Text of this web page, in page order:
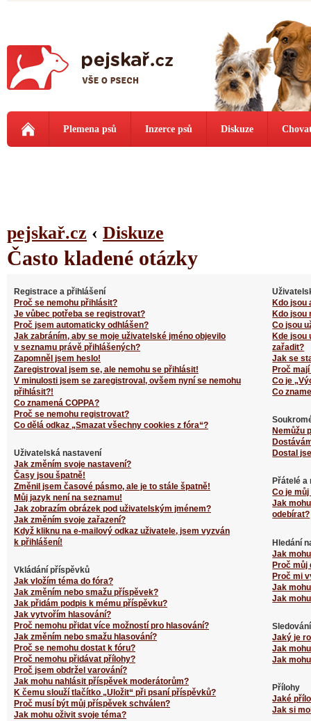
Plemena psů Inzerce psů Diskuze
pejskař.cz ‹ Diskuze
Často kladené otázky
Registrace a přihlášení
Proč se nemohu přihlásit?
Je vůbec potřeba se registrovat?
Proč jsem automaticky odhlášen?
Jak zabráním, aby se moje uživatelské jméno objevilo
v seznamu právě přihlášených?
Zapomněl jsem heslo!
Zaregistroval jsem se, ale nemohu se přihlásit!
V minulosti jsem se zaregistroval, ovšem nyní se nemohu
přihlásit?!
Co znamená COPPA?
Proč se nemohu registrovat?
Co dělá odkaz „Smazat všechny cookies z fóra“?
Uživatelská nastavení
Jak změním svoje nastavení?
Časy jsou špatně!
Změnil jsem časové pásmo, ale je to stále špatně!
Můj jazyk není na seznamu!
Jak zobrazím obrázek pod uživatelským jménem?
Jak změním svoje zařazení?
Když kliknu na e-mailový odkaz uživatele, jsem vyzván
k přihlášení!
Vkládání příspěvků
Jak vložím téma do fóra?
Jak změním nebo smažu příspěvek?
Jak přidám podpis k mému příspěvku?
Jak vytvořím hlasování?
Proč nemohu přidat více možností pro hlasování?
Jak změním nebo smažu hlasování?
Proč se nemohu dostat k fóru?
Proč nemohu přidávat přílohy?
Proč jsem obdržel varování?
Jak mohu nahlásit příspěvek moderátorům?
K čemu slouží tlačítko „Uložit“ při psaní příspěvků?
Proč musí být můj příspěvek schválen?
Jak mohu oživit svoje téma?
Kdo jsou
Kdo jsou
Co jsou
Kde jsou
zařadit?
Jak se
Proč
Co je
Co
Nemůžu
Dostal
Přátelé a
Co je
Jak
odebírat?
Hledání
Jak
Proč můj
Proč mi
Jak
Jak
Jaký je
Jak
Jak
Přílohy
Jaké
Jak si